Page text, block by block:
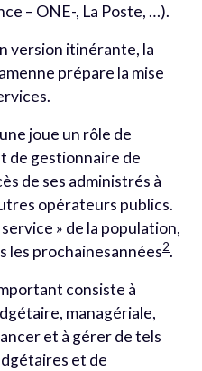
– ONE-, La Poste, …).
version itinérante, la
prépare la mise
joue un rôle de
de gestionnaire de
de ses administrés à
opérateurs publics.
» de la population,
les prochainesannées2.
consiste à
managériale,
et à gérer de tels
et de